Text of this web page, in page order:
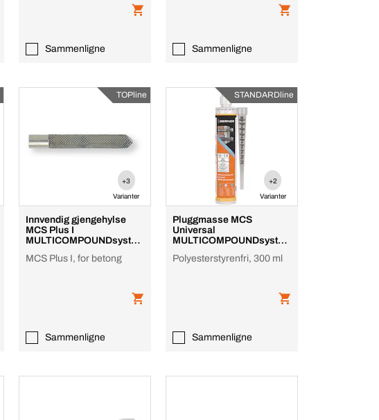
Sammenligne Sammenligne
TOPline
+3
Varianter
Innvendig gjengehylse
MCS Plus I
MULTICOMPOUNDsyste
MCS Plus I, for betong
Sammenligne
STANDARDline
+2
Varianter
Pluggmasse MCS
Universal
MULTICOMPOUNDsyste
Polyesterstyrenfri, 300 ml
Sammenligne